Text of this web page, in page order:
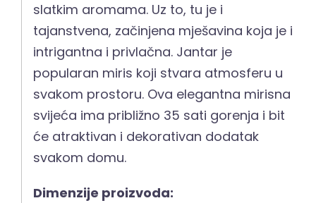
slatkim aromama. Uz to, tu je i
tajanstvena, začinjena mješavina koja je i
intrigantna i privlačna. Jantar je
popularan miris koji stvara atmosferu u
svakom prostoru. Ova elegantna mirisna
svijeća ima približno 35 sati gorenja i bit
će atraktivan i dekorativan dodatak
svakom domu.
Dimenzije proizvoda: